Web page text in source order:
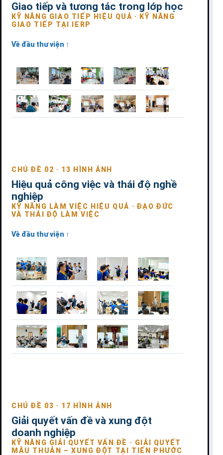
Giao tiếp và tương tác trong lớp học
KỸ NĂNG GIAO TIẾP HIỆU QUẢ · KỸ NĂNG
GIAO TIẾP TẠI IERP
Về đầu thư viện ↑
CHỦ ĐỀ 02 · 13 HÌNH ẢNH
Hiệu quả công việc và thái độ nghề
nghiệp
KỸ NĂNG LÀM VIỆC HIỆU QUẢ · ĐẠO ĐỨC
VÀ THÁI ĐỘ LÀM VIỆC
Về đầu thư viện ↑
CHỦ ĐỀ 03 · 17 HÌNH ẢNH
Giải quyết vấn đề và xung đột
doanh nghiệp
KỸ NĂNG GIẢI QUYẾT VẤN ĐỀ · GIẢI QUYẾT
MÂU THUẪN – XUNG ĐỘT TẠI TIẾN PHƯỚC